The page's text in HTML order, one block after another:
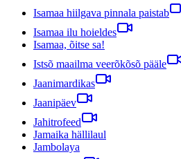
Isamaa hiilgava pinnala paistab
Isamaa ilu hoieldes
Isamaa, õitse sa!
Istsõ maailma veerõkõsõ pääle
Jaanimardikas
Jaanipäev
Jahitrofeed
Jamaika hällilaul
Jambolaya